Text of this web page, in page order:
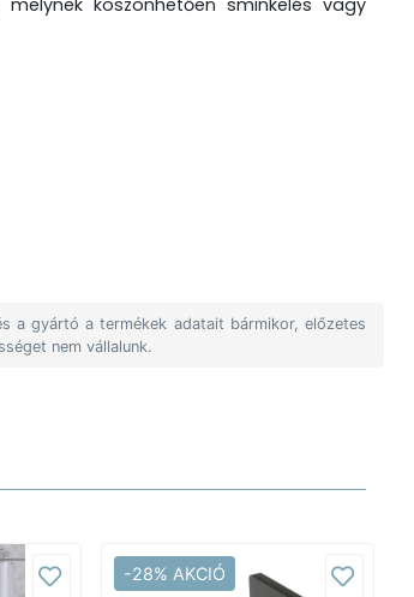
köszönhetően sminkelés vagy
gyártó a termékek adatait bármikor, előzetes
nem vállalunk.
-28% AKCIÓ